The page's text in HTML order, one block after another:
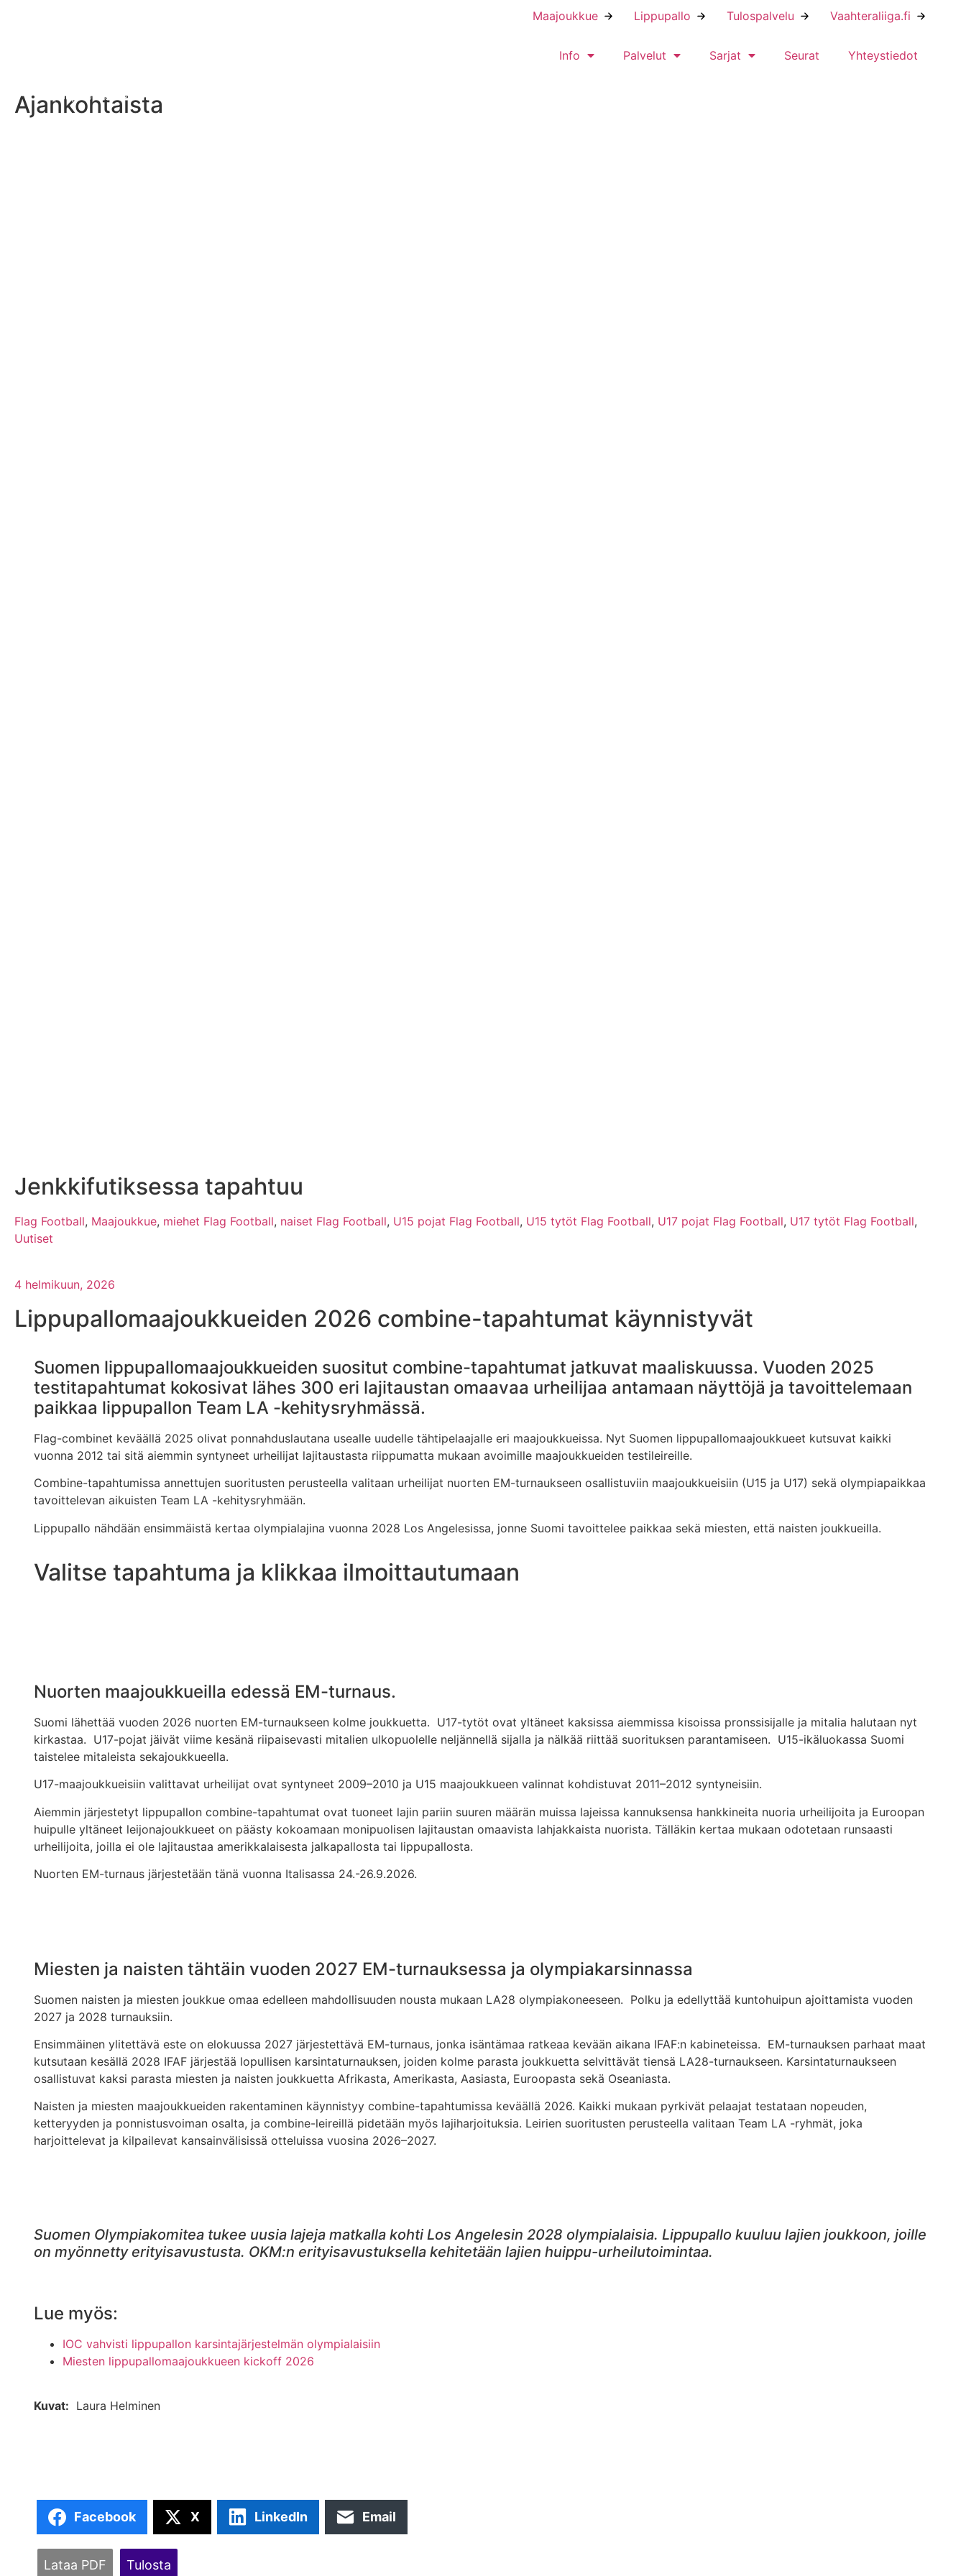
Maajoukkue Lippupallo Tulospalvelu Vaahteraliiga.fi
Info Palvelut Sarjat Seurat Yhteystiedot
Ajankohtaista
Lippupallomaajoukkueiden 2026 combine-tapahtumat käynnistyvät
Jenkkifutiksessa tapahtuu
Flag Football, Maajoukkue, miehet Flag Football, naiset Flag Football, U15 pojat Flag Football, U15 tytöt Flag Football, U17 pojat Flag Football, U17 tytöt Flag Football,
Uutiset
4 helmikuun, 2026
Lippupallomaajoukkueiden 2026 combine-tapahtumat käynnistyvät
Suomen lippupallomaajoukkueiden suositut combine-tapahtumat jatkuvat maaliskuussa. Vuoden 2025
testitapahtumat kokosivat lähes 300 eri lajitaustan omaavaa urheilijaa antamaan näyttöjä ja tavoittelemaan
paikkaa lippupallon Team LA -kehitysryhmässä.
Flag-combinet keväällä 2025 olivat ponnahduslautana usealle uudelle tähtipelaajalle eri maajoukkueissa. Nyt Suomen lippupallomaajoukkueet kutsuvat kaikki
vuonna 2012 tai sitä aiemmin syntyneet urheilijat lajitaustasta riippumatta mukaan avoimille maajoukkueiden testileireille.
Combine-tapahtumissa annettujen suoritusten perusteella valitaan urheilijat nuorten EM-turnaukseen osallistuviin maajoukkueisiin (U15 ja U17) sekä olympiapaikkaa
tavoittelevan aikuisten Team LA -kehitysryhmään.
Lippupallo nähdään ensimmäistä kertaa olympialajina vuonna 2028 Los Angelesissa, jonne Suomi tavoittelee paikkaa sekä miesten, että naisten joukkueilla.
Valitse tapahtuma ja klikkaa ilmoittautumaan
Nuorten maajoukkueilla edessä EM-turnaus.
Suomi lähettää vuoden 2026 nuorten EM-turnaukseen kolme joukkuetta. U17-tytöt ovat yltäneet kaksissa aiemmissa kisoissa pronssisijalle ja mitalia halutaan nyt
kirkastaa. U17-pojat jäivät viime kesänä riipaisevasti mitalien ulkopuolelle neljännellä sijalla ja nälkää riittää suorituksen parantamiseen. U15-ikäluokassa Suomi
taistelee mitaleista sekajoukkueella.
U17-maajoukkueisiin valittavat urheilijat ovat syntyneet 2009–2010 ja U15 maajoukkueen valinnat kohdistuvat 2011–2012 syntyneisiin.
Aiemmin järjestetyt lippupallon combine-tapahtumat ovat tuoneet lajin pariin suuren määrän muissa lajeissa kannuksensa hankkineita nuoria urheilijoita ja Euroopan
huipulle yltäneet leijonajoukkueet on päästy kokoamaan monipuolisen lajitaustan omaavista lahjakkaista nuorista. Tälläkin kertaa mukaan odotetaan runsaasti
urheilijoita, joilla ei ole lajitaustaa amerikkalaisesta jalkapallosta tai lippupallosta.
Nuorten EM-turnaus järjestetään tänä vuonna Italisassa 24.-26.9.2026.
Miesten ja naisten tähtäin vuoden 2027 EM-turnauksessa ja olympiakarsinnassa
Suomen naisten ja miesten joukkue omaa edelleen mahdollisuuden nousta mukaan LA28 olympiakoneeseen. Polku ja edellyttää kuntohuipun ajoittamista vuoden
2027 ja 2028 turnauksiin.
Ensimmäinen ylitettävä este on elokuussa 2027 järjestettävä EM-turnaus, jonka isäntämaa ratkeaa kevään aikana IFAF:n kabineteissa. EM-turnauksen parhaat maat
kutsutaan kesällä 2028 IFAF järjestää lopullisen karsintaturnauksen, joiden kolme parasta joukkuetta selvittävät tiensä LA28-turnaukseen. Karsintaturnaukseen
osallistuvat kaksi parasta miesten ja naisten joukkuetta Afrikasta, Amerikasta, Aasiasta, Euroopasta sekä Oseaniasta.
Naisten ja miesten maajoukkueiden rakentaminen käynnistyy combine-tapahtumissa keväällä 2026. Kaikki mukaan pyrkivät pelaajat testataan nopeuden,
ketteryyden ja ponnistusvoiman osalta, ja combine-leireillä pidetään myös lajiharjoituksia. Leirien suoritusten perusteella valitaan Team LA -ryhmät, joka
harjoittelevat ja kilpailevat kansainvälisissä otteluissa vuosina 2026–2027.
Suomen Olympiakomitea tukee uusia lajeja matkalla kohti Los Angelesin 2028 olympialaisia. Lippupallo kuuluu lajien joukkoon, joille
on myönnetty erityisavustusta. OKM:n erityisavustuksella kehitetään lajien huippu-urheilutoimintaa.
Lue myös:
IOC vahvisti lippupallon karsintajärjestelmän olympialaisiin
Miesten lippupallomaajoukkueen kickoff 2026
Kuvat: Laura Helminen
Facebook X LinkedIn Email
Lataa PDF Tulosta